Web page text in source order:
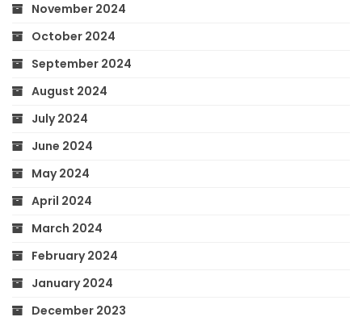
November 2024
October 2024
September 2024
August 2024
July 2024
June 2024
May 2024
April 2024
March 2024
February 2024
January 2024
December 2023